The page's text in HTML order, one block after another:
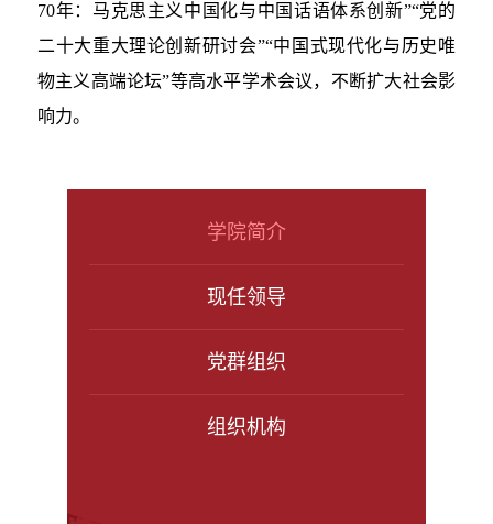
70年：马克思主义中国化与中国话语体系创新”“党的
二十大重大理论创新研讨会”“中国式现代化与历史唯
物主义高端论坛”等高水平学术会议，不断扩大社会影
响力。
学院简介
现任领导
党群组织
组织机构